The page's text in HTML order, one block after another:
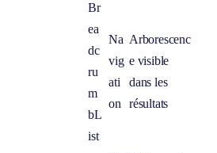
Br
ea
dc
ru
m
bL
ist
Na
vig
ati
on
Arborescenc
e visible
dans les
résultats